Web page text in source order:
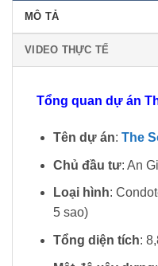
MÔ TẢ
VIDEO THỰC TẾ
Tổng quan dự án
Tên dự án: The
Chủ đầu tư: An
Loại hình:
5 sao)
Tổng diện tích: